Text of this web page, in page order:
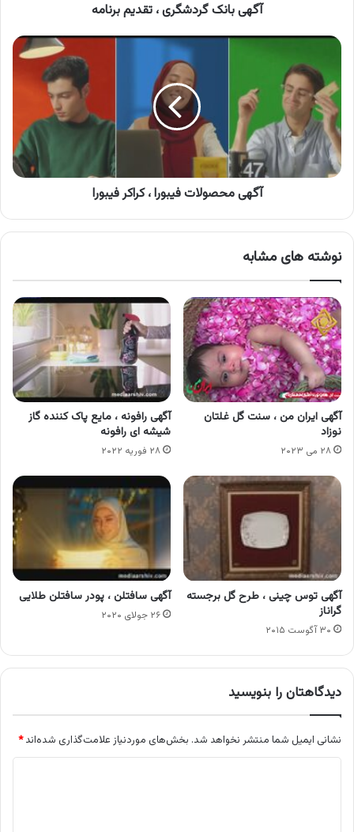
آگهی بانک گردشگری ، تقدیم برنامه
آگهی
محصولات
فیبورا
،
کراکر
فیبورا
آگهی محصولات فیبورا ، کراکر فیبورا
نوشته های مشابه
آگهی ایران من ، سنت گل غلتان
نوزاد
۲۸ می ۲۰۲۳
آگهی رافونه ، مایع پاک کننده گاز
شیشه ای رافونه
۲۸ فوریه ۲۰۲۲
آگهی توس چینی ، طرح گل برجسته
گراناز
۳۰ آگوست ۲۰۱۵
آگهی سافتلن ، پودر سافتلن طلایی
۲۶ جولای ۲۰۲۰
دیدگاهتان را بنویسید
نشانی ایمیل شما منتشر نخواهد شد. بخش‌های موردنیاز علامت‌گذاری شده‌اند*